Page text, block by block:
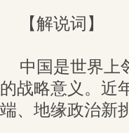
【解说词】
中国是世界上
的战略意义。近
端、地缘政治新